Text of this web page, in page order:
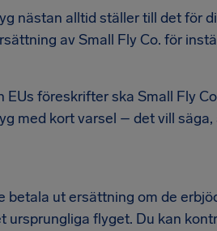
nästan alltid ställer till det för
av Small Fly Co. för
EUs föreskrifter ska Small Fly
med kort varsel – det vill
betala ut ersättning om de
ursprungliga flyget. Du kan